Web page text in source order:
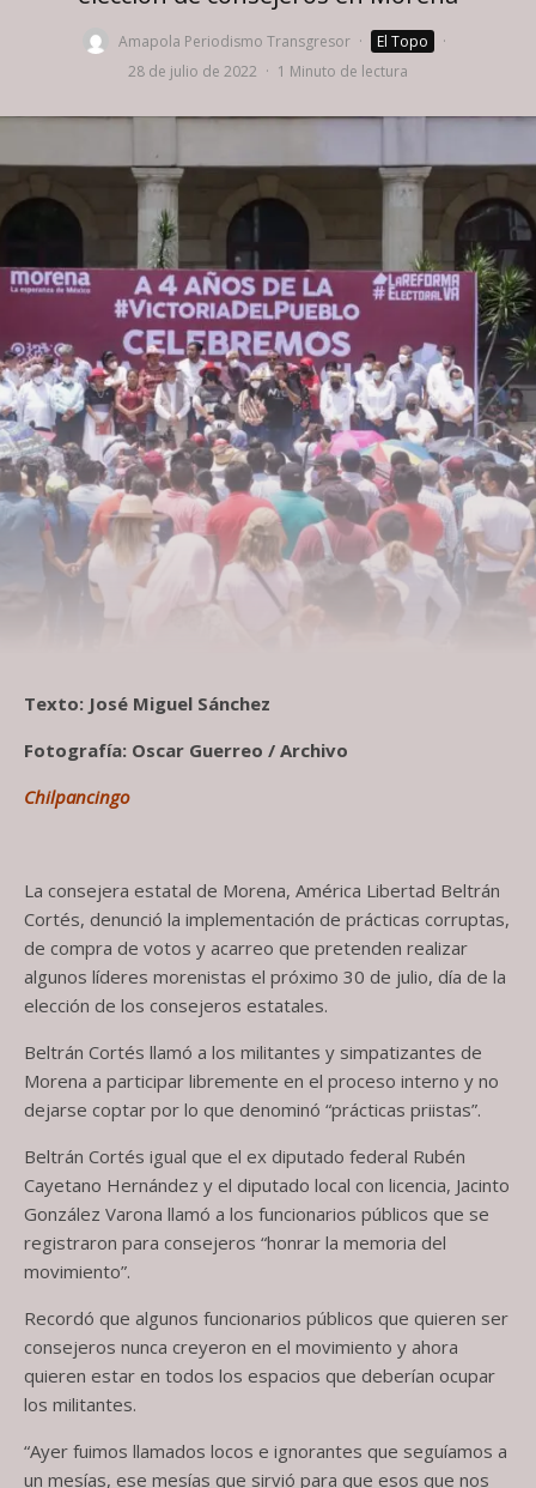
Amapola Periodismo Transgresor · El Topo
·
28 de julio de 2022 · 1 Minuto de lectura
Texto: José Miguel Sánchez
Fotografía: Oscar Guerreo / Archivo
Chilpancingo
La consejera estatal de Morena, América Libertad Beltrán
Cortés, denunció la implementación de prácticas corruptas,
de compra de votos y acarreo que pretenden realizar
algunos líderes morenistas el próximo 30 de julio, día de la
elección de los consejeros estatales.
Beltrán Cortés llamó a los militantes y simpatizantes de
Morena a participar libremente en el proceso interno y no
dejarse coptar por lo que denominó “prácticas priistas”.
Beltrán Cortés igual que el ex diputado federal Rubén
Cayetano Hernández y el diputado local con licencia, Jacinto
González Varona llamó a los funcionarios públicos que se
registraron para consejeros “honrar la memoria del
movimiento”.
Recordó que algunos funcionarios públicos que quieren ser
consejeros nunca creyeron en el movimiento y ahora
quieren estar en todos los espacios que deberían ocupar
los militantes.
“Ayer fuimos llamados locos e ignorantes que seguíamos a
un mesías, ese mesías que sirvió para que esos que nos